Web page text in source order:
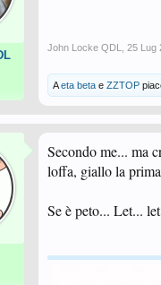
John Locke QDL 25 Lug
Aeta beta e ZZTOP
Secondo me... ma
loffa, giallo la
Se è peto... Let...